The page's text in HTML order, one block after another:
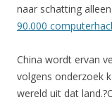
naar schatting
90.000
China wordt ervan
volgens onderzoek
wereld uit dat